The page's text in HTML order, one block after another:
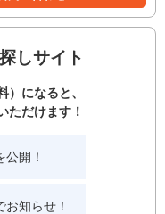
しサイト
）になると、
ただけます！
開！
知らせ！